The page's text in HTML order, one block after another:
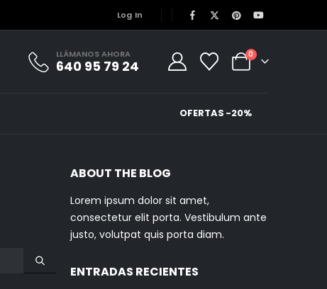
Log In
LLÁMANOS AHORA
640 95 79 24
0
OFERTAS -20%
ABOUT THE BLOG
Lorem ipsum dolor sit amet,
consectetur elit porta. Vestibulum ante
justo, volutpat quis porta diam.
ENTRADAS RECIENTES